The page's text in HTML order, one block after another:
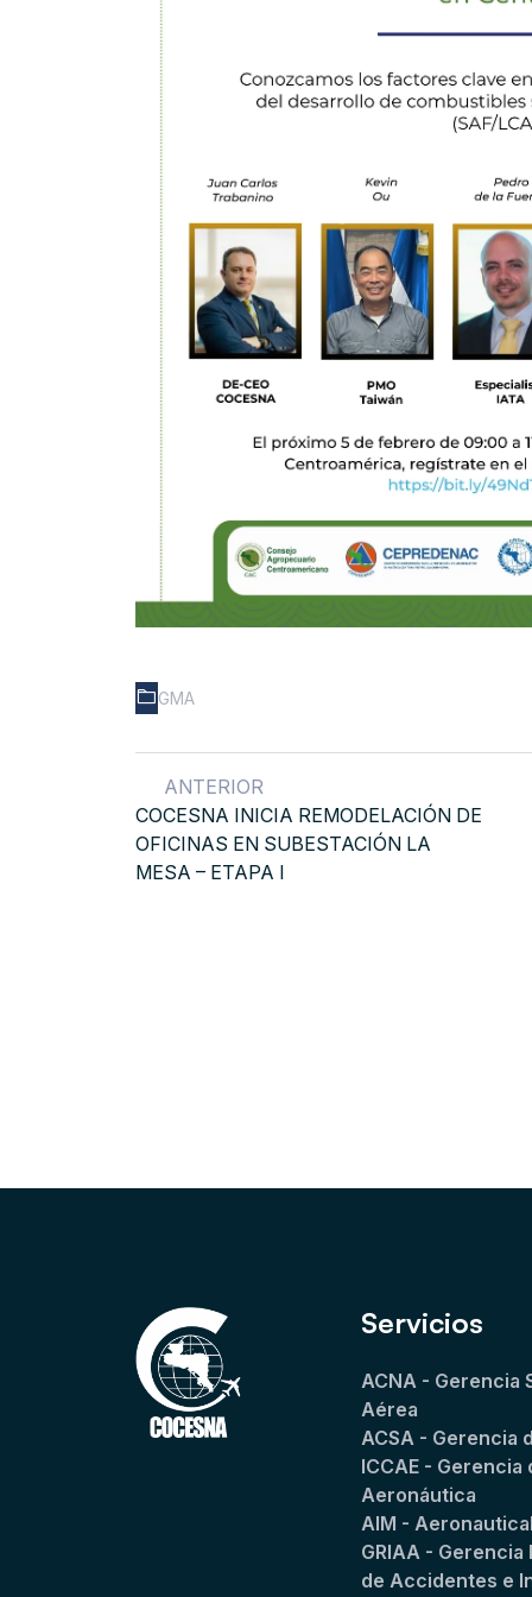
GMA
ANTERIOR
COCESNA INICIA REMODELACIÓN DE
OFICINAS EN SUBESTACIÓN LA
MESA – ETAPA I
Servicios
ACNA - Gerencia
Aérea
ACSA - Gerencia
ICCAE -
Aeronáutica
AIM -
GRIAA -
de Accidentes e